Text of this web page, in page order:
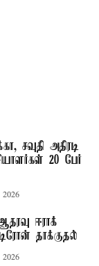
சவுதி அதிரடி
20 பேர்
ஈராக்
தாக்குதல்